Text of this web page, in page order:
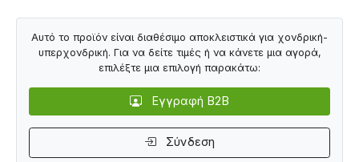
Αυτό το προϊόν είναι διαθέσιμο αποκλειστικά για χονδρική-
υπερχονδρική. Για να δείτε τιμές ή να κάνετε μια αγορά,
επιλέξτε μια επιλογή παρακάτω:
Εγγραφή B2B
Σύνδεση